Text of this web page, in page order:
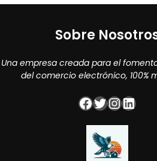
Sobre
Una empresa creada para el
del comercio electrónico, 100%
Facebook Twitter InstagramLinkedIn